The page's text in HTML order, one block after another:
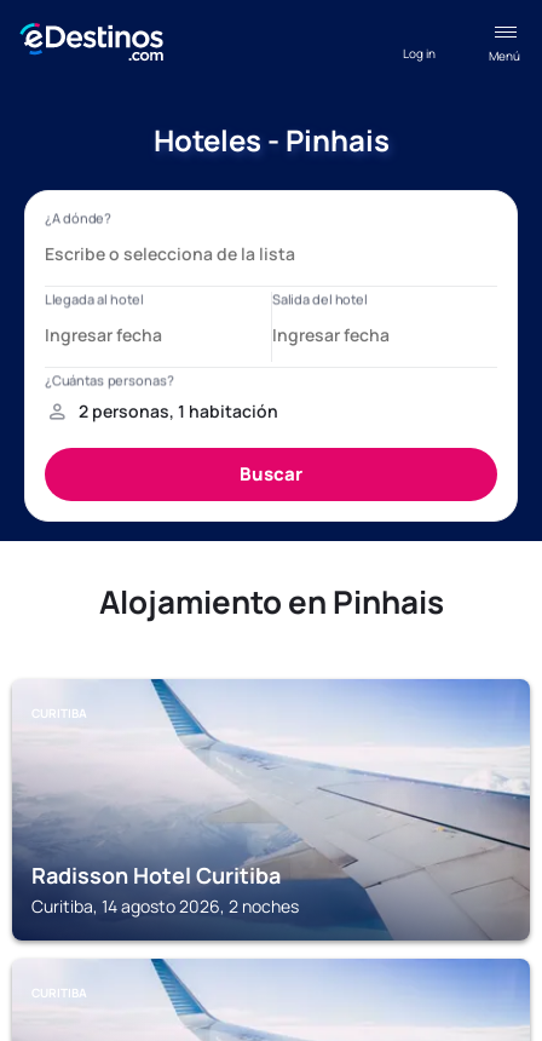
Menú
Log in
Hoteles - Pinhais
Alojamiento en Pinhais
CURITIBA
Radisson Hotel Curitiba
Curitiba, 14 agosto 2026, 2 noches
CURITIBA